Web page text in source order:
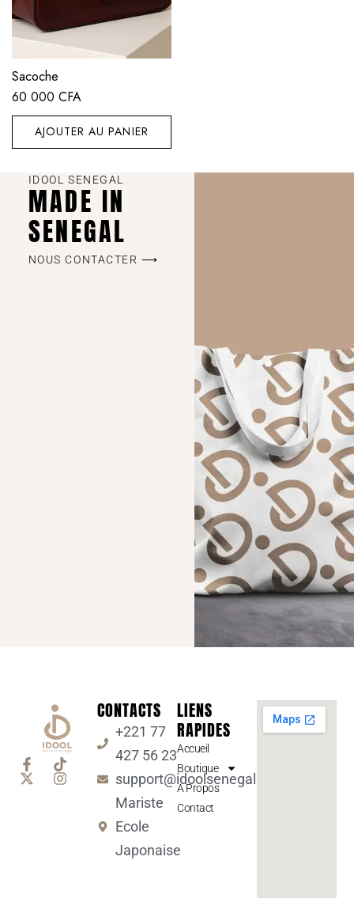
Sacoche
60 000 CFA
AJOUTER AU PANIER
IDOOL SENEGAL
MADE IN
SENEGAL
NOUS CONTACTER ⟶
CONTACTS
+221 77
427 56 23
support@idoolsenegal.com
Mariste
Ecole
Japonaise
LIENS
RAPIDES
Accueil
Boutique
A Propos
Contact